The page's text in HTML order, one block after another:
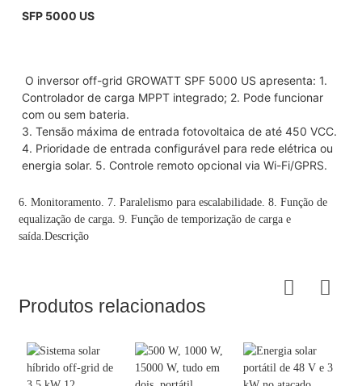
SFP 5000 US
O inversor off-grid GROWATT SPF 5000 US apresenta: 1.
Controlador de carga MPPT integrado; 2. Pode funcionar
com ou sem bateria.
3. Tensão máxima de entrada fotovoltaica de até 450 VCC.
4. Prioridade de entrada configurável para rede elétrica ou
energia solar. 5. Controle remoto opcional via Wi-Fi/GPRS.
6. Monitoramento. 7. Paralelismo para escalabilidade. 8. Função de
equalização de carga. 9. Função de temporização de carga e
saída.Descrição
Produtos relacionados